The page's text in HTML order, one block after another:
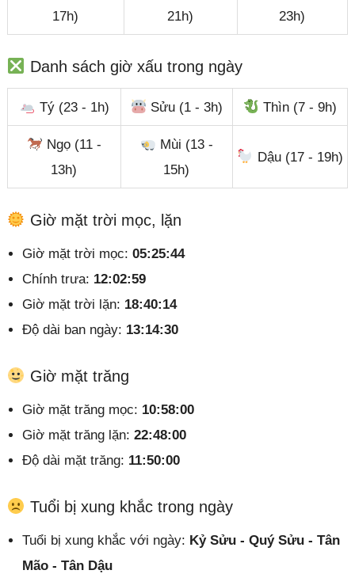
17h)
21h)
23h)
Danh sách giờ xấu trong ngày
Tý (23 - 1h) Sửu (1 - 3h) Thìn (7 - 9h)
Ngọ (11 -
13h)
Mùi (13 -
15h)
Dậu (17 - 19h)
Giờ mặt trời mọc, lặn
Giờ mặt trời mọc: 05:25:44
Chính trưa: 12:02:59
Giờ mặt trời lặn: 18:40:14
Độ dài ban ngày: 13:14:30
Giờ mặt trăng
Giờ mặt trăng mọc: 10:58:00
Giờ mặt trăng lặn: 22:48:00
Độ dài mặt trăng: 11:50:00
Tuổi bị xung khắc trong ngày
Tuổi bị xung khắc với ngày: Kỷ Sửu - Quý Sửu - Tân
Mão - Tân Dậu